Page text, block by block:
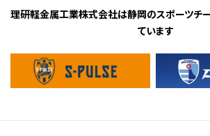
理研軽金属工業株式会社は静岡のスポーツチ
ています